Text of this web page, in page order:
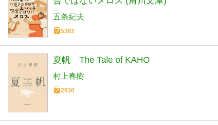
五条紀夫
5362
夏帆 The Tale of KAHO
村上春樹
2930